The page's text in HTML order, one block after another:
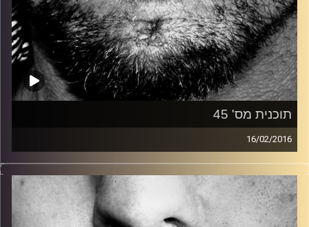
תוכנית מס' 45
16/02/2016
זיפים, מוזיקה מחוספסת של הופעות חיות. הרבה ג'אם, רוק,
בלוז, bluegrass, ג'אז, Fאנק, פרוגרסיב ואפילו אלקטרוניקה.
כל מה שחי, אמיתי ונושם.
עם שמוליק רגב.